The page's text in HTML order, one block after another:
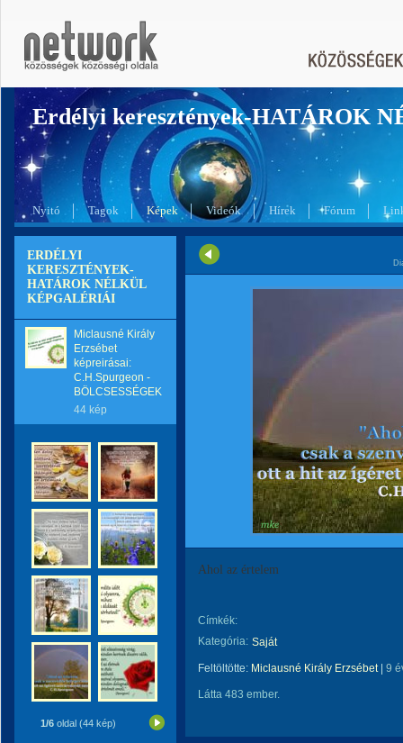
Erdélyi keresztények-HATÁROK
Nyitó Tagok Képek Videók Hírek Fórum
ERDÉLYI
KERESZTÉNYEK-
HATÁROK NÉLKÜL
KÉPGALÉRIÁI
Miclausné Király
Erzsébet
képreirásai:
C.H.Spurgeon -
BÖLCSESSÉGEK
44 kép
1/6 oldal (44 kép)
Ahol az értelem
Címkék:
Kategória: Saját
Feltöltötte: Miclausné Király Erzsébet| 9
Látta 483 ember.